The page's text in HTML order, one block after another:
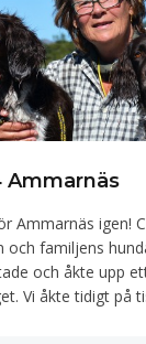
Ammarnäs
Ammarnäs igen!
och familjens
och åkte upp
Vi åkte tidigt på